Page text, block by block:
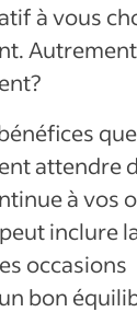
à vous
attendre
à vos
inclure
occasions
bon